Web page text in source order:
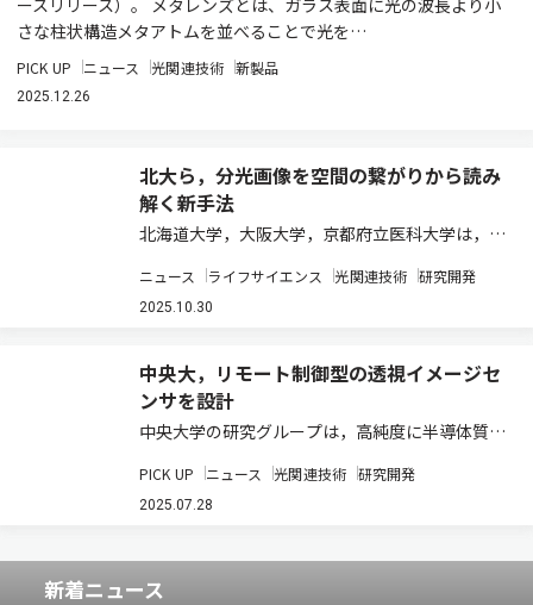
さな柱状構造メタアトムを並べることで光を…
PICK UP ニュース 光関連技術 新製品
2025.12.26
北大ら，分光画像を空間の繋がりから読み
解く新手法
北海道大学，大阪大学，京都府立医科大学は，ラ
新しい尺度を定義し，それに基づいた新しい解析
手法の開発に成功した（ニュースリリース）。 生
ニュース ライフサイエンス 光関連技術 研究開発
2025.10.30
中央大，リモート制御型の透視イメージセ
ンサを設計
中央大学の研究グループは，高純度に半導体質へ
り，透視なイメージセンサを設計した（ニュース
リリース）。 モノづくりを支える基幹技術として
PICK UP ニュース 光関連技術 研究開発
2025.07.28
新着ニュース